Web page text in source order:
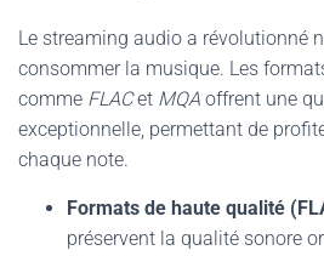
Le streaming audio a révolutionné
consommer la musique. Les
comme FLACet MQA offrent une
exceptionnelle, permettant de
chaque note.
Formats de haute qualité
préservent la qualité sonore